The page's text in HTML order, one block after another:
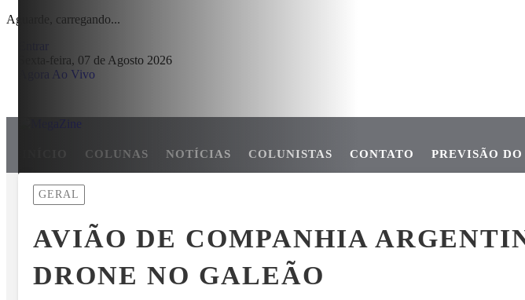
Aguarde, carregando...
Sexta-feira, 07 de Agosto 2026
Agora Ao Vivo
COLUNAS NOTÍCIAS COLUNISTAS CONTATO PREVISÃO
MENU
GERAL
AVIÃO DE COMPANHIA
DRONE NO GALEÃO